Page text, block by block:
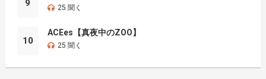
9 25 聞く
10
ACEes【真夜中のZOO】
25 聞く